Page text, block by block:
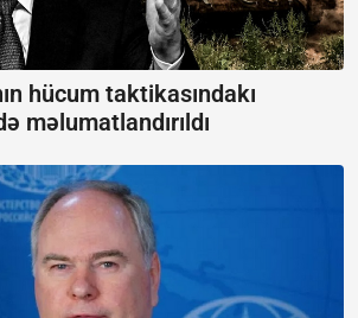
hücum taktikasındakı
məlumatlandırıldı